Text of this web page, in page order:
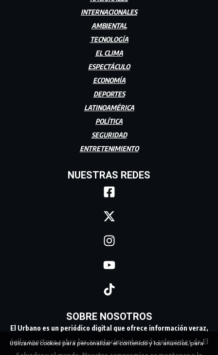
INTERNACIONALES
AMBIENTAL
TECNOLOGÍA
EL CLIMA
ESPECTÁCULO
ECONOMÍA
DEPORTES
LATINOAMÉRICA
POLÍTICA
SEGURIDAD
ENTRETENIMIENTO
NUESTRAS REDES
SOBRE NOSOTROS
El Urbano es un periódico digital que ofrece información veraz,
ágil y oportuna sobre los acontecimientos más relevantes de El
Utilizamos cookies para personalizar el contenido y los anuncios, para